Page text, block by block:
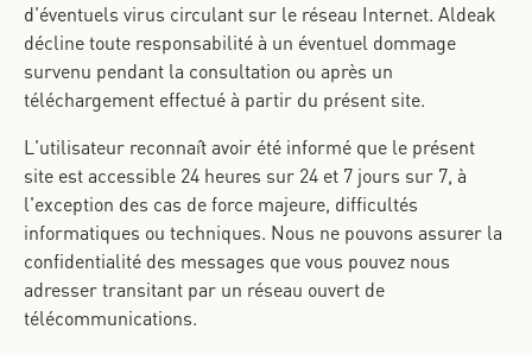
d'éventuels virus circulant sur le réseau Internet. Aldeak
décline toute responsabilité à un éventuel dommage
survenu pendant la consultation ou après un
téléchargement effectué à partir du présent site.
L'utilisateur reconnaît avoir été informé que le présent
site est accessible 24 heures sur 24 et 7 jours sur 7, à
l'exception des cas de force majeure, difficultés
informatiques ou techniques. Nous ne pouvons assurer la
confidentialité des messages que vous pouvez nous
adresser transitant par un réseau ouvert de
télécommunications.